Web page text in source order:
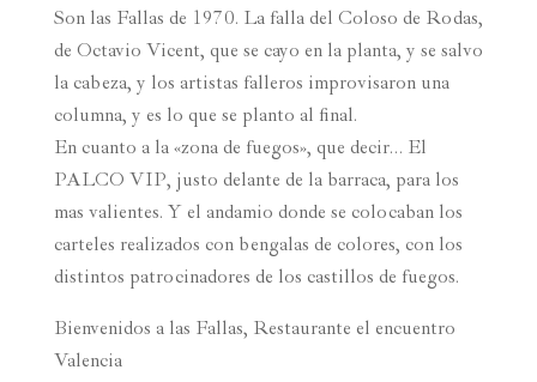
Son las Fallas de 1970. La falla del Coloso de Rodas,
de Octavio Vicent, que se cayo en la planta, y se salvo
la cabeza, y los artistas falleros improvisaron una
columna, y es lo que se planto al final.
En cuanto a la «zona de fuegos», que decir… El
PALCO VIP, justo delante de la barraca, para los
mas valientes. Y el andamio donde se colocaban los
carteles realizados con bengalas de colores, con los
distintos patrocinadores de los castillos de fuegos.
Bienvenidos a las Fallas, Restaurante el encuentro
Valencia